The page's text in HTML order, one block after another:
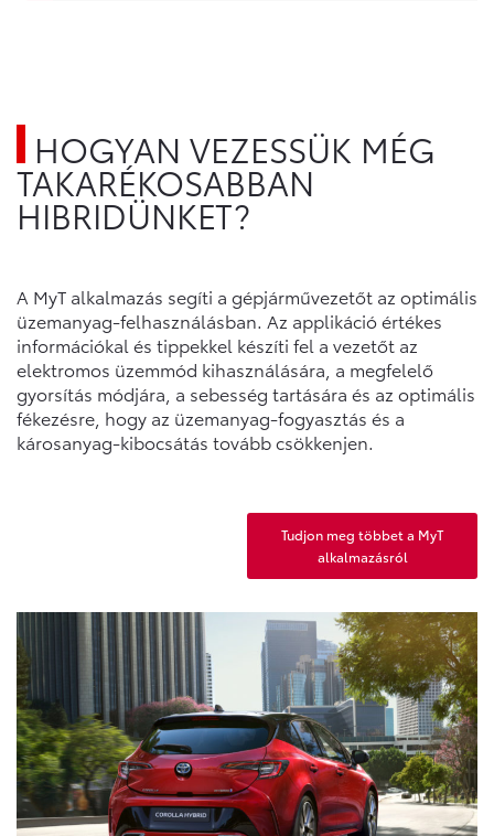
HOGYAN VEZESSÜK MÉG
TAKARÉKOSABBAN
HIBRIDÜNKET?
A MyT alkalmazás segíti a gépjárművezetőt az optimális
üzemanyag-felhasználásban. Az applikáció értékes
információkal és tippekkel készíti fel a vezetőt az
elektromos üzemmód kihasználására, a megfelelő
gyorsítás módjára, a sebesség tartására és az optimális
fékezésre, hogy az üzemanyag-fogyasztás és a
károsanyag-kibocsátás tovább csökkenjen.
Tudjon meg többet a MyT
alkalmazásról